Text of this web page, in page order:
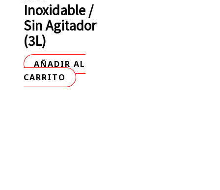
Inoxidable /
Sin Agitador
(3L)
AÑADIR AL
CARRITO